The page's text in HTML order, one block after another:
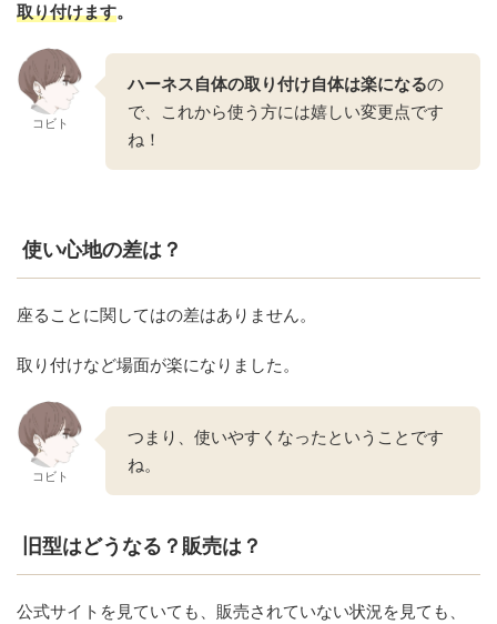
取り付けます。
コビト
ハーネス自体の取り付け自体は楽になるの
で、これから使う方には嬉しい変更点です
ね！
使い心地の差は？
座ることに関してはの差はありません。
取り付けなど場面が楽になりました。
コビト
つまり、使いやすくなったということです
ね。
旧型はどうなる？販売は？
公式サイトを見ていても、販売されていない状況を見ても、